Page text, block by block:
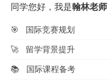
同学您好，我是翰林老师
🎯 国际竞赛规划
🚀 留学背景提升
📚 国际课程备考